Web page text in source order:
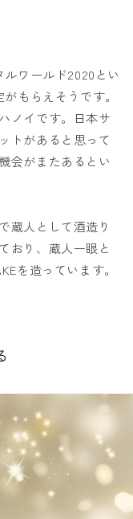
ワールド2020とい
もらえそうです。
ノイです。日本サ
トがあると思って
会がまたあるとい
蔵人として酒造り
おり、蔵人一眼と
を造っています。